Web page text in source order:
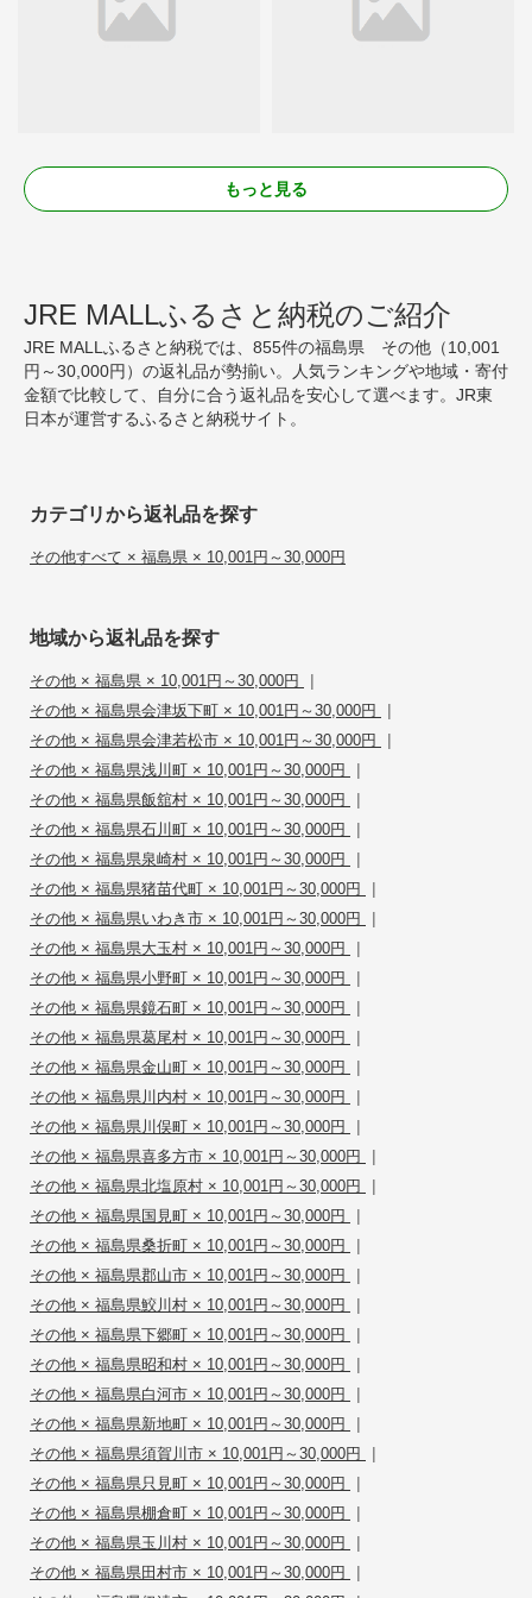
もっと見る
JRE MALLふるさと納税のご紹介
JRE MALLふるさと納税では、855件の福島県 その他（10,001
円～30,000円）の返礼品が勢揃い。人気ランキングや地域・寄付
金額で比較して、自分に合う返礼品を安心して選べます。JR東
日本が運営するふるさと納税サイト。
カテゴリから返礼品を探す
その他すべて × 福島県 × 10,001円～30,000円
地域から返礼品を探す
その他 × 福島県 × 10,001円～30,000円 |
その他 × 福島県会津坂下町 × 10,001円～30,000円 |
その他 × 福島県会津若松市 × 10,001円～30,000円 |
その他 × 福島県浅川町 × 10,001円～30,000円 |
その他 × 福島県飯舘村 × 10,001円～30,000円 |
その他 × 福島県石川町 × 10,001円～30,000円 |
その他 × 福島県泉崎村 × 10,001円～30,000円 |
その他 × 福島県猪苗代町 × 10,001円～30,000円 |
その他 × 福島県いわき市 × 10,001円～30,000円 |
その他 × 福島県大玉村 × 10,001円～30,000円 |
その他 × 福島県小野町 × 10,001円～30,000円 |
その他 × 福島県鏡石町 × 10,001円～30,000円 |
その他 × 福島県葛尾村 × 10,001円～30,000円 |
その他 × 福島県金山町 × 10,001円～30,000円 |
その他 × 福島県川内村 × 10,001円～30,000円 |
その他 × 福島県川俣町 × 10,001円～30,000円 |
その他 × 福島県喜多方市 × 10,001円～30,000円 |
その他 × 福島県北塩原村 × 10,001円～30,000円 |
その他 × 福島県国見町 × 10,001円～30,000円 |
その他 × 福島県桑折町 × 10,001円～30,000円 |
その他 × 福島県郡山市 × 10,001円～30,000円 |
その他 × 福島県鮫川村 × 10,001円～30,000円 |
その他 × 福島県下郷町 × 10,001円～30,000円 |
その他 × 福島県昭和村 × 10,001円～30,000円 |
その他 × 福島県白河市 × 10,001円～30,000円 |
その他 × 福島県新地町 × 10,001円～30,000円 |
その他 × 福島県須賀川市 × 10,001円～30,000円 |
その他 × 福島県只見町 × 10,001円～30,000円 |
その他 × 福島県棚倉町 × 10,001円～30,000円 |
その他 × 福島県玉川村 × 10,001円～30,000円 |
その他 × 福島県田村市 × 10,001円～30,000円 |